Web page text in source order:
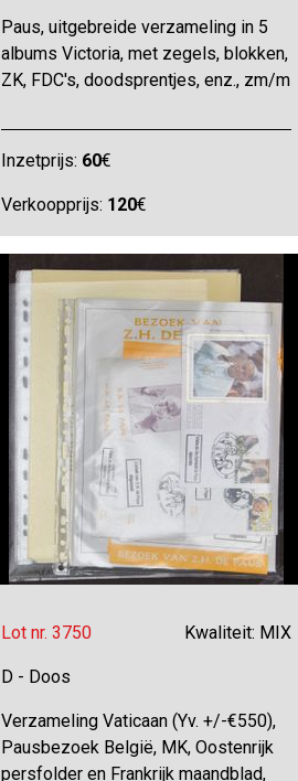
Paus, uitgebreide verzameling in 5
albums Victoria, met zegels, blokken,
ZK, FDC's, doodsprentjes, enz., zm/m
Inzetprijs: 60€
Verkoopprijs: 120€
Lot nr. 3750 Kwaliteit: MIX
D - Doos
Verzameling Vaticaan (Yv. +/-€550),
Pausbezoek België, MK, Oostenrijk
persfolder en Frankrijk maandblad,